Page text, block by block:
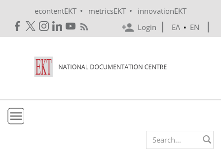
econtentEKT • metricsEKT •
innovationEKT
Login
ΕΛ • EN
Search form